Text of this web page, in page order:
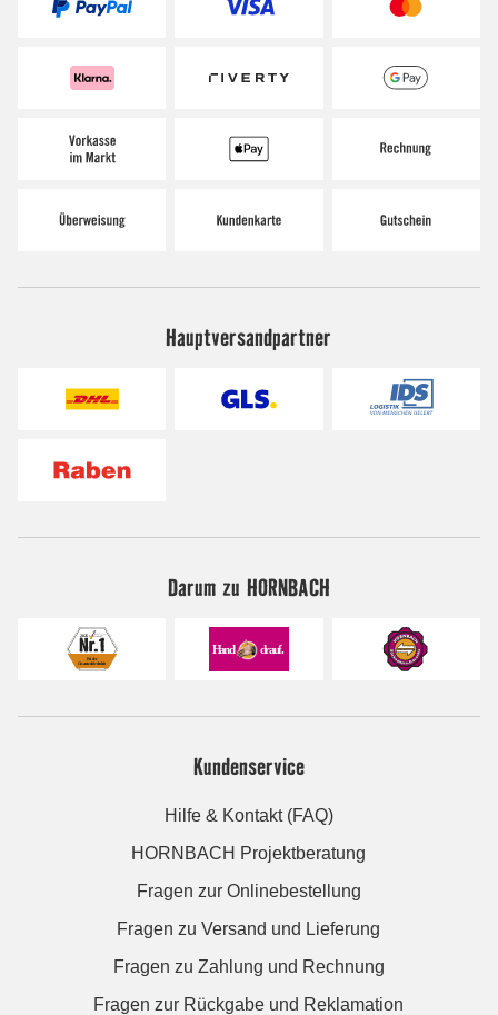
Hauptversandpartner
Darum zu HORNBACH
Kundenservice
Hilfe & Kontakt (FAQ)
HORNBACH Projektberatung
Fragen zur Onlinebestellung
Fragen zu Versand und Lieferung
Fragen zu Zahlung und Rechnung
Fragen zur Rückgabe und Reklamation